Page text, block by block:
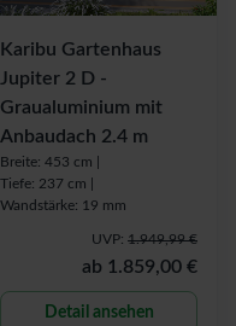
Karibu Gartenhaus
Jupiter 2 D -
Graualuminium mit
Anbaudach 2.4 m
Breite: 453 cm |
Tiefe: 237 cm |
Wandstärke: 19 mm
UVP: 1.949,99 €
ab 1.859,00 €
Detail ansehen